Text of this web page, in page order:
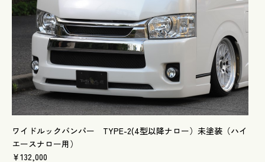
ワイドルックバンパー TYPE-2(4型以降ナロー）未塗装（ハイ
エースナロー用）
￥132,000